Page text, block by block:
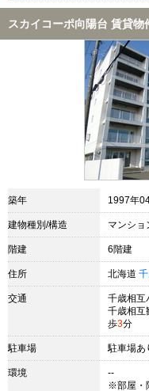
スカイコーポ向陽台 賃貸物
築年 1997年
建物種別/構造 マンショ
階建 6階建
住所 北海道
交通 千歳相互
千歳相
歩3分
駐車場 駐車場あ
環境
--
※部屋・